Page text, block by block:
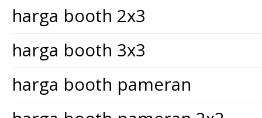
harga booth 2x3
harga booth 3x3
harga booth pameran